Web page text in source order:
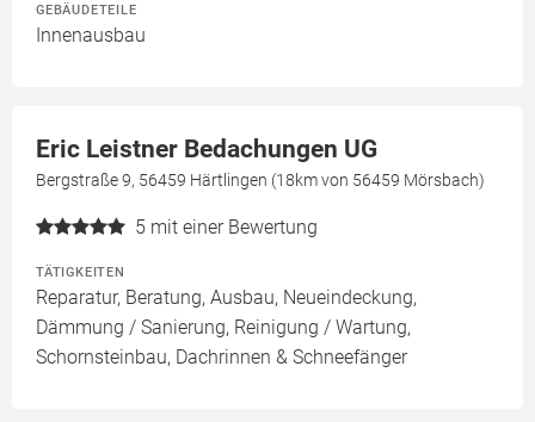
GEBÄUDETEILE
Innenausbau
Eric Leistner Bedachungen UG
Bergstraße 9, 56459 Härtlingen (18km von 56459 Mörsbach)
5 mit einer Bewertung
TÄTIGKEITEN
Reparatur, Beratung, Ausbau, Neueindeckung,
Dämmung / Sanierung, Reinigung / Wartung,
Schornsteinbau, Dachrinnen & Schneefänger